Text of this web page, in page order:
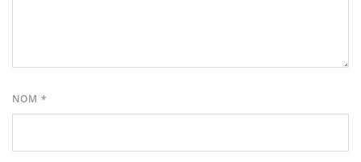
NOM *